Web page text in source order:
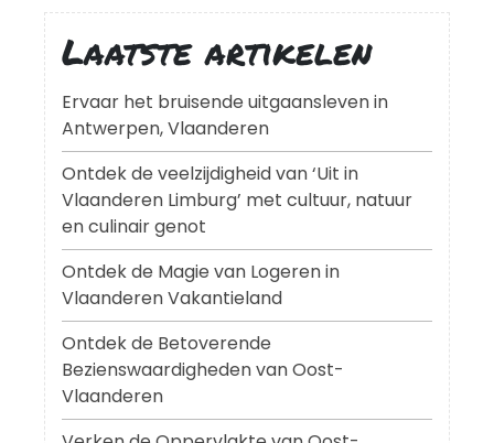
Laatste artikelen
Ervaar het bruisende uitgaansleven in
Antwerpen, Vlaanderen
Ontdek de veelzijdigheid van ‘Uit in
Vlaanderen Limburg’ met cultuur, natuur
en culinair genot
Ontdek de Magie van Logeren in
Vlaanderen Vakantieland
Ontdek de Betoverende
Bezienswaardigheden van Oost-
Vlaanderen